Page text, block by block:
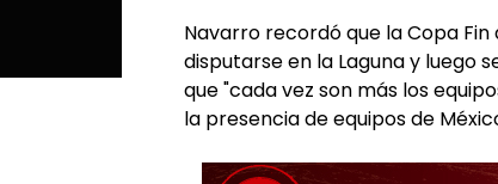
Navarro recordó que la Copa
disputarse en la Laguna y luego
que "cada vez son más los
la presencia de equipos de